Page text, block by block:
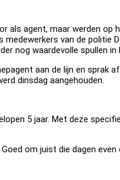
als agent, maar werden op
van de politie
nog waardevolle spullen in
aan de lijn en sprak
dinsdag aangehouden.
5 jaar. Met deze
om juist die dagen